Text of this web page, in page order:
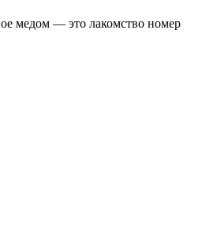
медом — это лакомство номер